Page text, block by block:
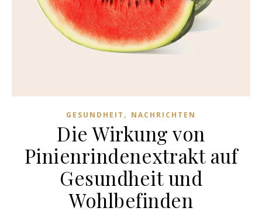
GESUNDHEIT , NACHRICHTEN
Die Wirkung von
Pinienrindenextrakt auf
Gesundheit und
Wohlbefinden